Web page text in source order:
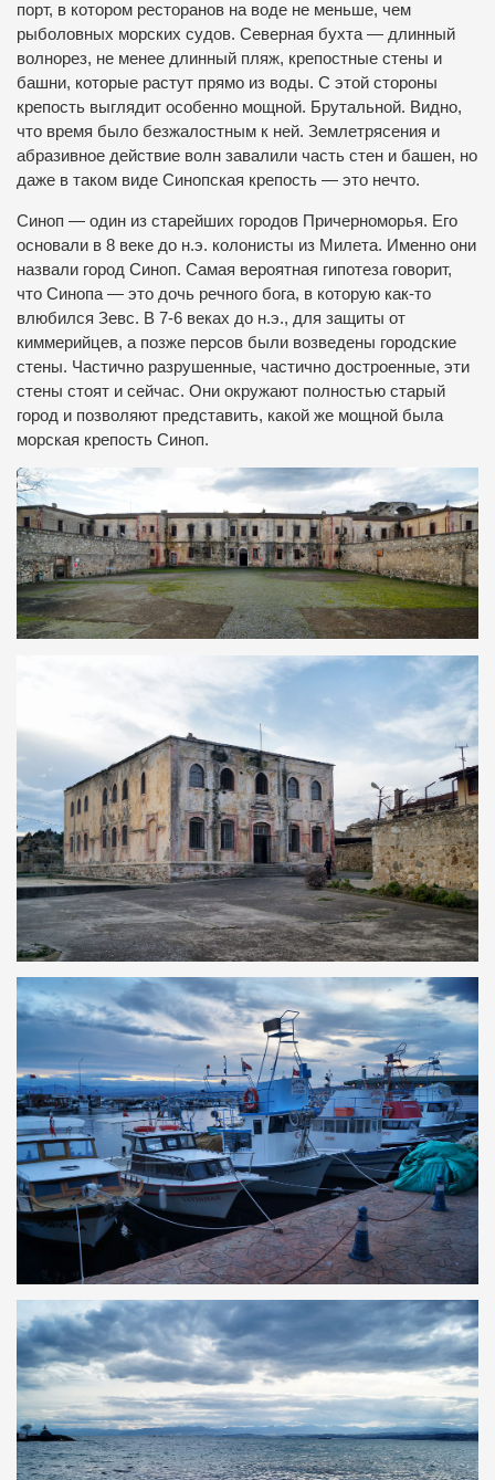
порт, в котором ресторанов на воде не меньше, чем
рыболовных морских судов. Северная бухта — длинный
волнорез, не менее длинный пляж, крепостные стены и
башни, которые растут прямо из воды. С этой стороны
крепость выглядит особенно мощной. Брутальной. Видно,
что время было безжалостным к ней. Землетрясения и
абразивное действие волн завалили часть стен и башен, но
даже в таком виде Синопская крепость — это нечто.
Синоп — один из старейших городов Причерноморья. Его
основали в 8 веке до н.э. колонисты из Милета. Именно они
назвали город Синоп. Самая вероятная гипотеза говорит,
что Синопа — это дочь речного бога, в которую как-то
влюбился Зевс. В 7-6 веках до н.э., для защиты от
киммерийцев, а позже персов были возведены городские
стены. Частично разрушенные, частично достроенные, эти
стены стоят и сейчас. Они окружают полностью старый
город и позволяют представить, какой же мощной была
морская крепость Синоп.